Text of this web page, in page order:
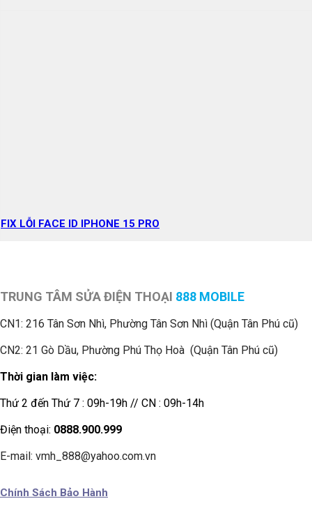
FIX LỖI FACE ID IPHONE 15 PRO
TRUNG TÂM SỬA ĐIỆN THOẠI 888 MOBILE
CN1: 216 Tân Sơn Nhì, Phường Tân Sơn Nhì (Quận Tân Phú cũ)
CN2: 21 Gò Dầu, Phường Phú Thọ Hoà (Quận Tân Phú cũ)
Thời gian làm việc:
Thứ 2 đến Thứ 7 : 09h-19h // CN : 09h-14h
Điện thoại: 0888.900.999
E-mail: vmh_888@yahoo.com.vn
Chính Sách Bảo Hành